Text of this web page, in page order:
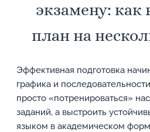
экзамену: как
план на
Эффективная подготовка
графика и
просто «потренироваться»
заданий, а выстроить
языком в академическом